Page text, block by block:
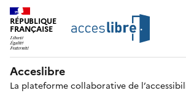
RÉPUBLIQUE
FRANÇAISE
Acceslibre
La plateforme collaborative de